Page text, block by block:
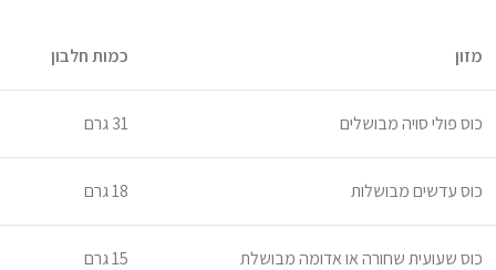
מזון כמות חלבון
כוס פולי סויה מבושלים 31 גרם
כוס עדשים מבושלות 18 גרם
כוס שעועית שחורה או אדומה מבושלת 15 גרם